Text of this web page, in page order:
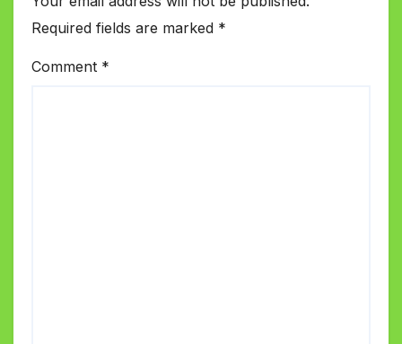
Required fields are marked *
Comment *